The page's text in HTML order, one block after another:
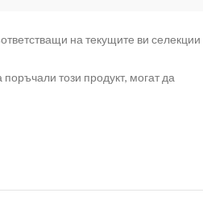
на текущите ви селекции
този продукт, могат да